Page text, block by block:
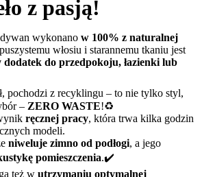
z pasją!
wykonano w 100% z naturalnej
włosiu i starannemu tkaniu jest
do przedpokoju, łazienki lub
pochodzi z recyklingu – to nie tylko styl,
– ZERO WASTE!♻️
ręcznej pracy, która trwa kilka godzin
modeli.
niweluje zimno od podłogi, a jego
pomieszczenia.✔️
też w utrzymaniu optymalnej